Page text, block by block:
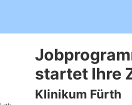
startet Ihre
Klinikum Fürth